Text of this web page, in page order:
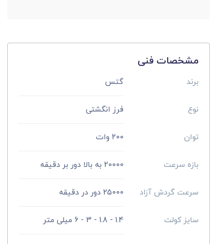
مشخصات فنی
برند گتس
نوع فرز انگشتی
توان 200 وات
بازه سرعت 20000 به بالا دور بر دقیقه
سرعت گردش آزاد 25000 دور در دقیقه
سایز کولت 1.4 - 1.8 - 3 - 6 میلی متر